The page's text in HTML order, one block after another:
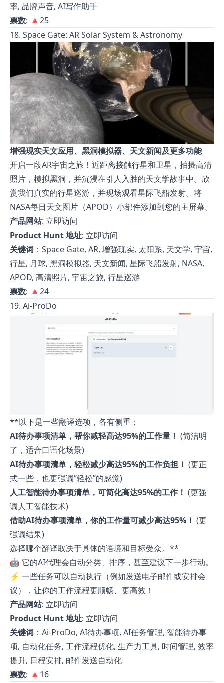
率, 品牌声音, AI写作助手
票数: 🔺25
18. Space Gate: AR Solar System & Astronomy
增强现实天文应用、黑洞模拟器、天文新闻及更多功能
开启一段AR宇宙之旅！近距离接触行星和卫星，拍摄高清
照片，模拟黑洞，并沉浸在引人入胜的天文学故事中。欣
赏我们真实的行星巡游，并现场观看星际飞船发射。将
NASA每日天文图片（APOD）小部件添加到您的主屏幕。
产品网站: 立即访问
Product Hunt 地址: 立即访问
关键词 ：Space Gate, AR, 增强现实, 太阳系, 天文学, 宇宙,
行星, 月球, 黑洞模拟器, 天文新闻, 星际飞船发射, NASA,
APOD, 高清照片, 宇宙之旅, 行星巡游
票数: 🔺24
19. Ai-ProDo
**以下是一些翻译选项，各有侧重：
AI待办事项清单，帮你减轻高达95%的工作量！ (简洁明
了，适合口语化场景)
AI待办事项清单，轻松减少高达95%的工作负担！ (更正
式一些，也更强调“轻松”的感觉)
人工智能待办事项清单，可简化高达95%的工作！ (更强
调人工智能技术)
借助AI待办事项清单，你的工作量可减少高达95%！ (更
强调结果)
选择哪个翻译取决于具体的语境和目标受众。**
🤖 它的AI代理会自动分类、排序，甚至建议下一步行动。
⚡ 一些任务可以自动执行（例如发送电子邮件或安排会
议），让你的工作流程更顺畅、更高效！
产品网站: 立即访问
Product Hunt 地址: 立即访问
关键词 ：Ai-ProDo, AI待办事项, AI任务管理, 智能待办事
项, 自动化任务, 工作流程优化, 生产力工具, 时间管理, 效率
提升, 日程安排, 邮件发送自动化
票数: 🔺16